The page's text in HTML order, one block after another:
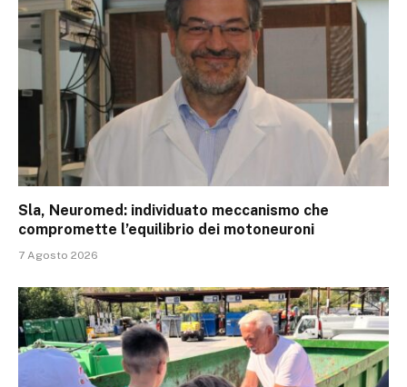
Sla, Neuromed: individuato meccanismo che
compromette l’equilibrio dei motoneuroni
7 Agosto 2026